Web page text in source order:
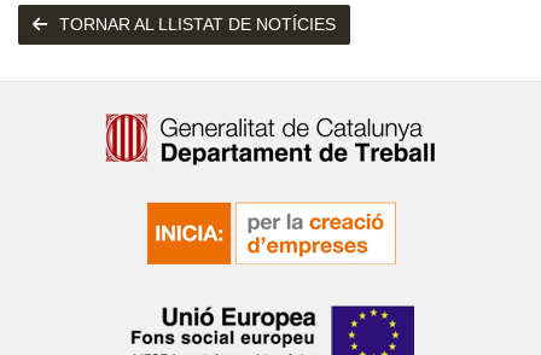
TORNAR AL LLISTAT DE NOTÍCIES